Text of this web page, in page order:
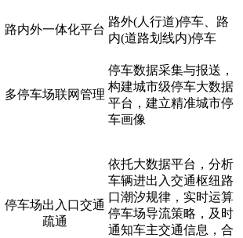
路内外一体化平台
路外(人行道)停车、路
内(道路划线内)停车
多停车场联网管理
停车数据采集与报送，
构建城市级停车大数据
平台，建立精准城市停
车画像
停车场出入口交通
疏通
依托大数据平台，分析
车辆进出入交通枢纽路
口潮汐规律，实时运算
停车场导流策略，及时
通知车主交通信息，合